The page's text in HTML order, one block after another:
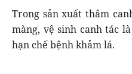
Trong sản xuất thâm
màng, vệ sinh canh tác
hạn chế bệnh khảm lá.